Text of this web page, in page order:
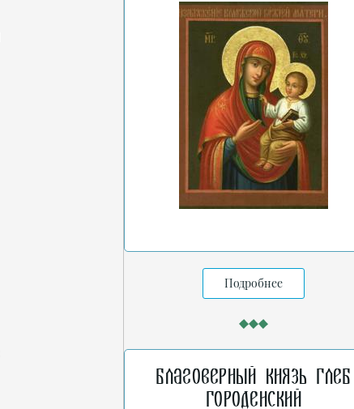
Подробнее
Благоверный князь Глеб
Городенский